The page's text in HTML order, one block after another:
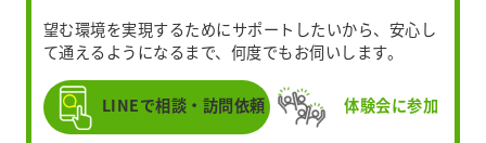
望む環境を実現するためにサポートしたいから、安心し
て通えるようになるまで、何度でもお伺いします。
LINEで相談・訪問依頼 体験会に参加